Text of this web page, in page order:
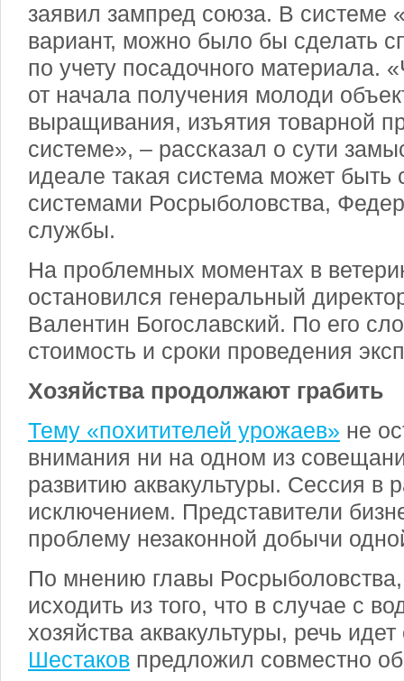
заявил зампред союза. В системе
вариант, можно было бы сделать
по учету посадочного материала.
от начала получения молоди
выращивания, изъятия товарной
системе», – рассказал о сути
идеале такая система может быть
системами Росрыболовства,
службы.
На проблемных моментах в
остановился генеральный
Валентин Богославский. По его
стоимость и сроки проведения
Хозяйства продолжают грабить
Тему «похитителей урожаев» не
внимания ни на одном из
развитию аквакультуры. Сессия в
исключением. Представители
проблему незаконной добычи
По мнению главы
исходить из того, что в случае с
хозяйства аквакультуры, речь
Шестаков предложил совместно